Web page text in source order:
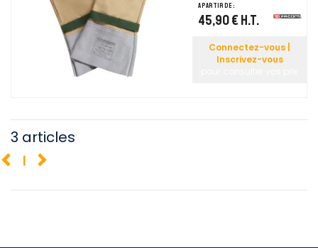
A partir de :
45,90 € H.T.
Connectez-vous |
Inscrivez-vous
3 articles
1